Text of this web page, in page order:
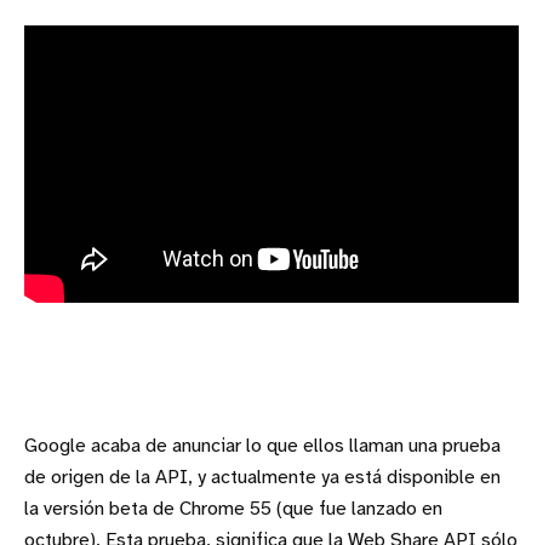
Google acaba de anunciar lo que ellos llaman una prueba
de origen de la API, y actualmente ya está disponible en
la versión beta de Chrome 55 (que fue lanzado en
octubre). Esta prueba, significa que la Web Share API sólo